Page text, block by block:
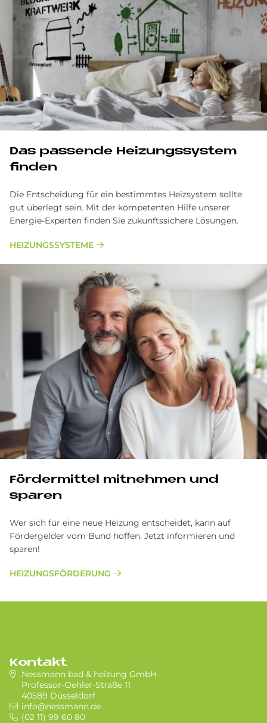
Das pas­sen­de Hei­zungs­sy­stem
fin­den
Die Entscheidung für ein bestimmtes Heizsystem sollte
gut überlegt sein. Mit der kompetenten Hilfe unserer
Energie-Experten finden Sie zukunftssichere Lösungen.
HEIZUNGSSYSTEME
För­der­mit­tel mit­neh­men und
spa­ren
Wer sich für eine neue Heizung entscheidet, kann auf
Fördergelder vom Bund hoffen. Jetzt informieren und
sparen!
HEIZUNGSFÖRDERUNG
Kontakt
Nessmann bad & heizung GmbH
Professor-Oehler-Straße 11
40589 Düsseldorf
info@nessmann.de
(02 11) 99 60 80